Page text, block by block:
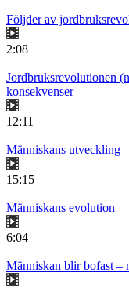
Följder av
2:08
Jordbruksrevolutionen
konsekvenser
12:11
Människans utveckling
15:15
Människans evolution
6:04
Människan blir bofast –